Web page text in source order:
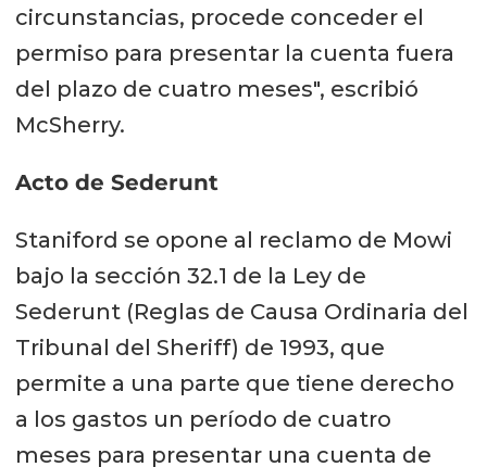
circunstancias, procede conceder el
permiso para presentar la cuenta fuera
del plazo de cuatro meses", escribió
McSherry.
Acto de Sederunt
Staniford se opone al reclamo de Mowi
bajo la sección 32.1 de la Ley de
Sederunt (Reglas de Causa Ordinaria del
Tribunal del Sheriff) de 1993, que
permite a una parte que tiene derecho
a los gastos un período de cuatro
meses para presentar una cuenta de